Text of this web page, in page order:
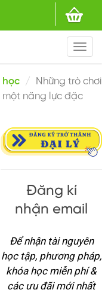
học
Những trò chơi
năng lực đặc
Đăng kí
nhận email
Để nhận tài nguyên
học tập, phương pháp,
khóa học miễn phí &
các ưu đãi mới nhất